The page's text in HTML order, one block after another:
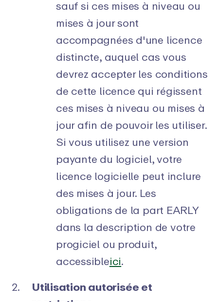
sauf si ces mises à niveau ou
mises à jour sont
accompagnées d'une licence
distincte, auquel cas vous
devrez accepter les conditions
de cette licence qui régissent
ces mises à niveau ou mises à
jour afin de pouvoir les utiliser.
Si vous utilisez une version
payante du logiciel, votre
licence logicielle peut inclure
des mises à jour. Les
obligations de la part EARLY
dans la description de votre
progiciel ou produit,
accessibleici.
Utilisation autorisée et